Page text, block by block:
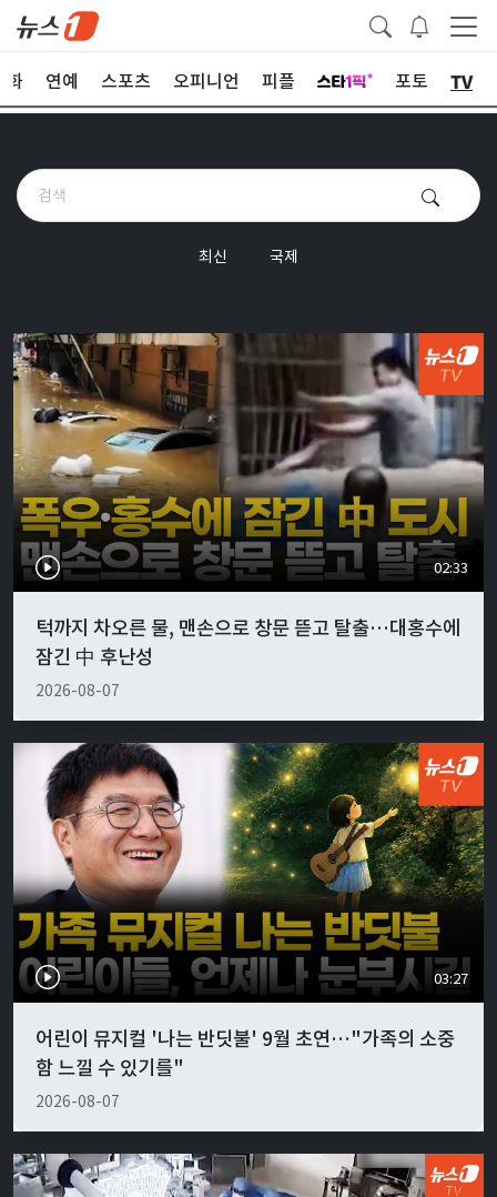
화 연예 스포츠 오피니언 피플 포토 TV
최신 국제
02:33
턱까지 차오른 물, 맨손으로 창문 뜯고 탈출…대홍수에
잠긴 中 후난성
2026-08-07
03:27
어린이 뮤지컬 '나는 반딧불' 9월 초연…"가족의 소중
함 느낄 수 있기를"
2026-08-07